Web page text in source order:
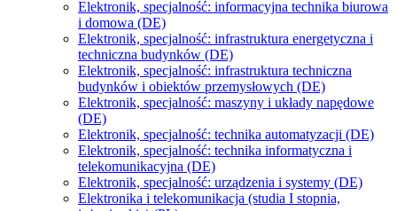
Elektronik, specjalność: informacyjna technika biurowa
i domowa (DE)
Elektronik, specjalność: infrastruktura energetyczna i
techniczna budynków (DE)
Elektronik, specjalność: infrastruktura techniczna
budynków i obiektów przemysłowych (DE)
Elektronik, specjalność: maszyny i układy napędowe
(DE)
Elektronik, specjalność: technika automatyzacji (DE)
Elektronik, specjalność: technika informatyczna i
telekomunikacyjna (DE)
Elektronik, specjalność: urządzenia i systemy (DE)
Elektronika i telekomunikacja (studia I stopnia,